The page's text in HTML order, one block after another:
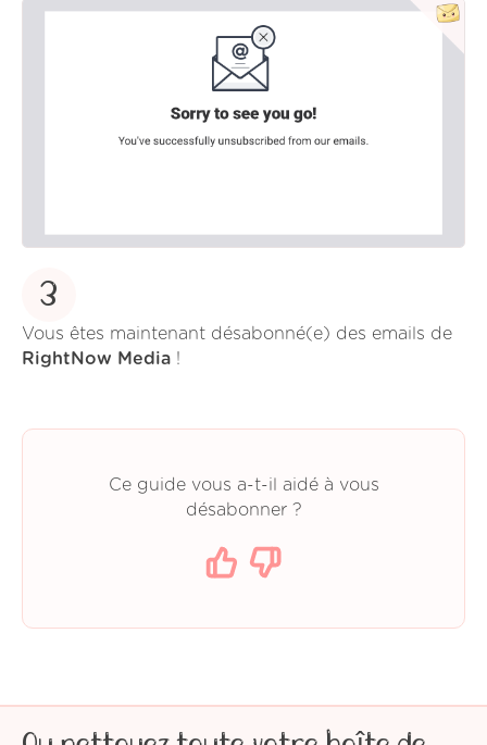
3
Vous êtes maintenant désabonné(e) des emails de
RightNow Media !
Ce guide vous a-t-il aidé à vous
désabonner ?